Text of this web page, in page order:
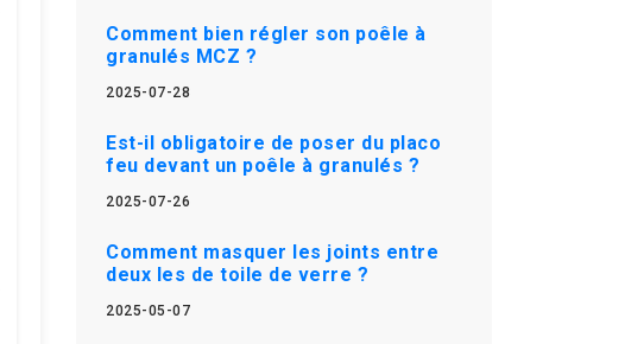
Comment bien régler son poêle à
granulés MCZ ?
2025-07-28
Est-il obligatoire de poser du placo
feu devant un poêle à granulés ?
2025-07-26
Comment masquer les joints entre
deux les de toile de verre ?
2025-05-07